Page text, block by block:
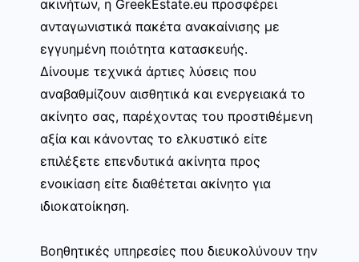
ακινήτων, η GreekEstate.eu προσφέρει
ανταγωνιστικά πακέτα ανακαίνισης με
εγγυημένη ποιότητα κατασκευής.
Δίνουμε τεχνικά άρτιες λύσεις που
αναβαθμίζουν αισθητικά και ενεργειακά το
ακίνητο σας, παρέχοντας του προστιθέμενη
αξία και κάνοντας το ελκυστικό είτε
επιλέξετε επενδυτικά ακίνητα προς
ενοικίαση είτε διαθέτεται ακίνητο για
ιδιοκατοίκηση.
Βοηθητικές υπηρεσίες που διευκολύνουν την